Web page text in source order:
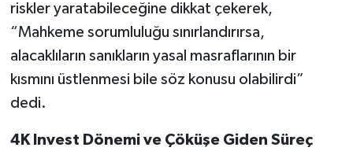
riskler yaratabileceğine dikkat çekerek,
“Mahkeme sorumluluğu sınırlandırırsa,
alacaklıların sanıkların yasal masraflarının bir
kısmını üstlenmesi bile söz konusu olabilirdi”
dedi.
4K Invest Dönemi ve Çöküşe Giden Süreç